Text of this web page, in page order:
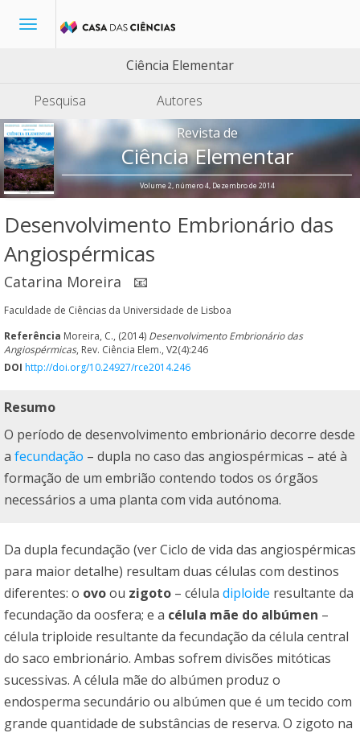
Toggle
Ciência Elementar
Pesquisa
Autores
Revista de
Ciência Elementar
Volume 2, número 4, Dezembro de 2014
Desenvolvimento Embrionário das
Angiospérmicas
Catarina Moreira 📧
Faculdade de Ciências da Universidade de Lisboa
Referência Moreira, C., (2014) Desenvolvimento Embrionário das
Angiospérmicas, Rev. Ciência Elem., V2(4):246
DOI http://doi.org/10.24927/rce2014.246
Resumo
O período de desenvolvimento embrionário decorre desde
a fecundação – dupla no caso das angiospérmicas – até à
formação de um embrião contendo todos os órgãos
necessários a uma planta com vida autónoma.
Da dupla fecundação (ver Ciclo de vida das angiospérmicas
para maior detalhe) resultam duas células com destinos
diferentes: o ovoou zigoto – célula diploide resultante da
fecundação da oosfera; e a célula mãe do albúmen –
célula triploide resultante da fecundação da célula central
do saco embrionário. Ambas sofrem divisões mitóticas
sucessivas. A célula mãe do albúmen produz o
endosperma secundário ou albúmen que é um tecido com
grande quantidade de substâncias de reserva. O zigoto na